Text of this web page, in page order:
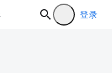
登录